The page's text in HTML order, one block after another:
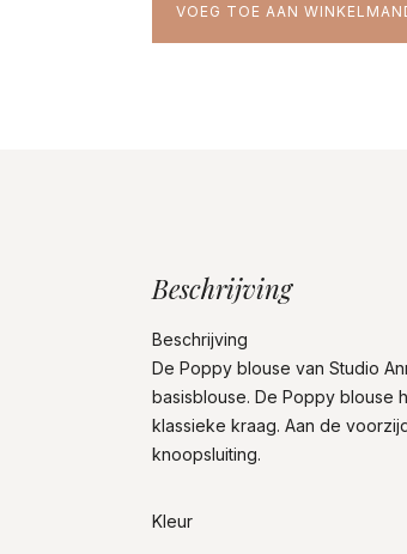
VOEG TOE AAN
Beschrijving
Beschrijving
De Poppy blouse van Studio
basisblouse. De Poppy blouse
klassieke kraag. Aan de
knoopsluiting.
Kleur